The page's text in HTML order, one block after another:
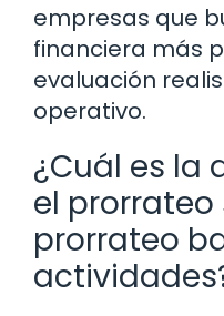
empresas que
financiera más
evaluación
operativo.
¿Cuál es la
el prorrateo
prorrateo